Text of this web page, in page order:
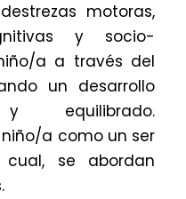
motoras,
y socio-
a a través del
un desarrollo
equilibrado.
a como un ser
se abordan